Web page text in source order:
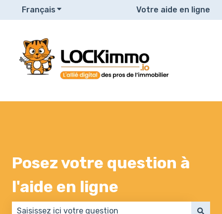
Français Afficher le sous-menu pour les
Votre aide en ligne
Posez votre question à
l'aide en ligne